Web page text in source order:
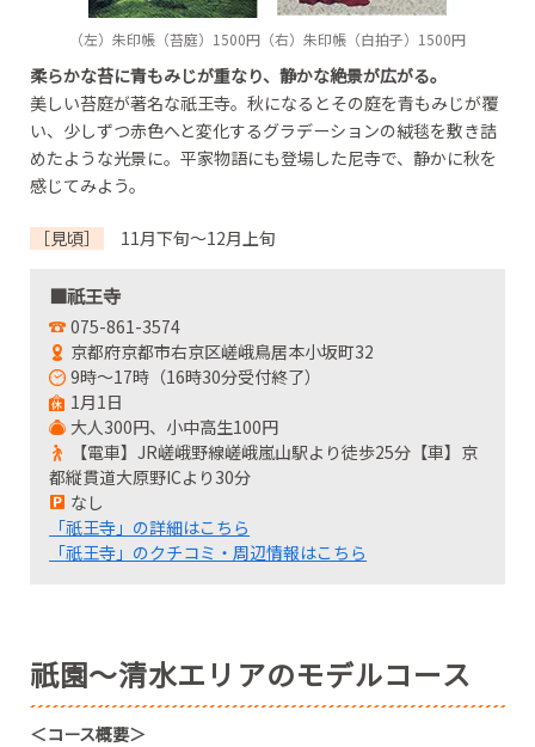
（左）朱印帳（苔庭）1500円（右）朱印帳（白拍子）1500円
柔らかな苔に青もみじが重なり、静かな絶景が広がる。
美しい苔庭が著名な祇王寺。秋になるとその庭を青もみじが覆
い、少しずつ赤色へと変化するグラデーションの絨毯を敷き詰
めたような光景に。平家物語にも登場した尼寺で、静かに秋を
感じてみよう。
［見頃］ 11月下旬～12月上旬
■祇王寺
075-861-3574
京都府京都市右京区嵯峨鳥居本小坂町32
9時～17時（16時30分受付終了）
1月1日
大人300円、小中高生100円
【電車】JR嵯峨野線嵯峨嵐山駅より徒歩25分【車】京
都縦貫道大原野ICより30分
なし
「祇王寺」の詳細はこちら
「祇王寺」のクチコミ・周辺情報はこちら
祇園～清水エリアのモデルコース
＜コース概要＞